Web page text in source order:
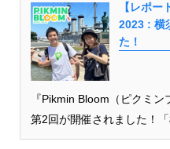
【レポ
2023 : 横
た！
『Pikmin Bloom（ピクミ
第2回が開催されました！